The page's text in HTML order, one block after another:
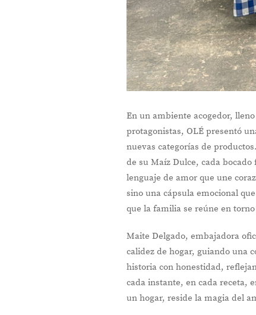
En un ambiente acogedor,
protagonistas, OLÉ presentó
nuevas categorías de
de su Maíz Dulce, cada
lenguaje de amor que une
sino una cápsula emocional
que la familia se reúne en
Maite Delgado, embajadora
calidez de hogar, guiando una
historia con honestidad,
cada instante, en cada receta,
un hogar, reside la magia del